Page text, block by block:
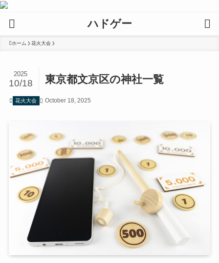
ハドゲー
ホーム 花火大会
東京都文京区の神社一覧
2025
10/18
花火大会 October 18, 2025